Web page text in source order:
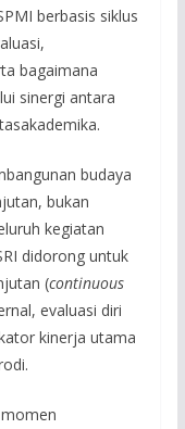
berbasis siklus
bagaimana
sinergi antara
budaya
bukan
kegiatan
didorong untuk
(continuous
evaluasi diri
kinerja utama